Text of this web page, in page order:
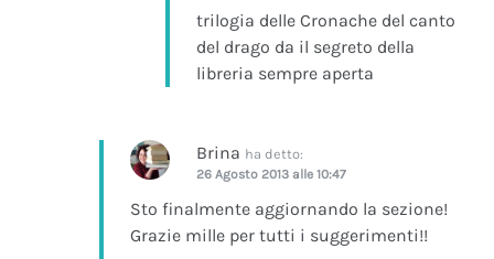
trilogia delle Cronache del canto
del drago da il segreto della
libreria sempre aperta
Brina ha detto:
26 Agosto 2013 alle 10:47
Sto finalmente aggiornando la sezione!
Grazie mille per tutti i suggerimenti!!